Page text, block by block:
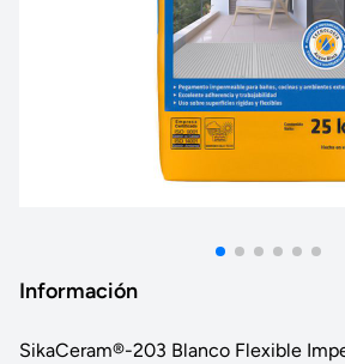
Información
SikaCeram®-203 Blanco Flexible